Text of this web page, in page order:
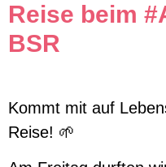
Reise beim
BSR
Kommt mit auf
Reise! 🌱